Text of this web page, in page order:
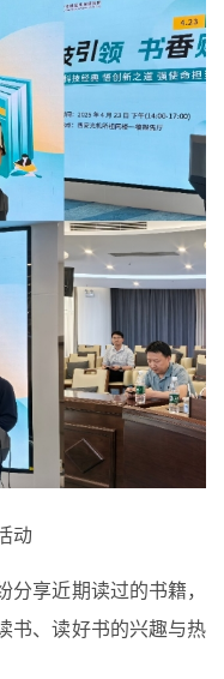
动
享近期读过的书籍，
书、读好书的兴趣与热